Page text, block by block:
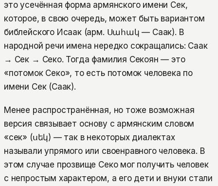
это усечённая форма армянского имени Сек,
которое, в свою очередь, может быть вариантом
библейского Исаак (арм. Սահակ — Саак). В
народной речи имена нередко сокращались: Саак
→ Сек → Секо. Тогда фамилия Секоян — это
«потомок Секо», то есть потомок человека по
имени Сек (Саак).
Менее распространённая, но тоже возможная
версия связывает основу с армянским словом
«сек» (սեկ) — так в некоторых диалектах
называли упрямого или своенравного человека. В
этом случае прозвище Секо мог получить человек
с непростым характером, а его дети и внуки стали